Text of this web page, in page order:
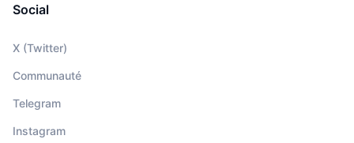
Social
X (Twitter)
Communauté
Telegram
Instagram